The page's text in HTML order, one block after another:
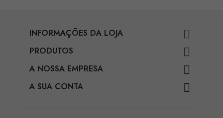
INFORMAÇÕES DA LOJA 
PRODUTOS 
A NOSSA EMPRESA 
A SUA CONTA 